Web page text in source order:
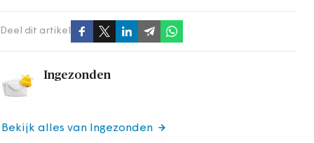
Deel dit artikel
Ingezonden
Bekijk alles van Ingezonden